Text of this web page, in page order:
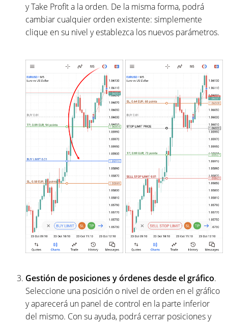
y Take Profit a la orden. De la misma forma, podrá
cambiar cualquier orden existente: simplemente
clique en su nivel y establezca los nuevos parámetros.
Gestión de posiciones y órdenes desde el gráfico.
Seleccione una posición o nivel de orden en el gráfico
y aparecerá un panel de control en la parte inferior
del mismo. Con su ayuda, podrá cerrar posiciones y